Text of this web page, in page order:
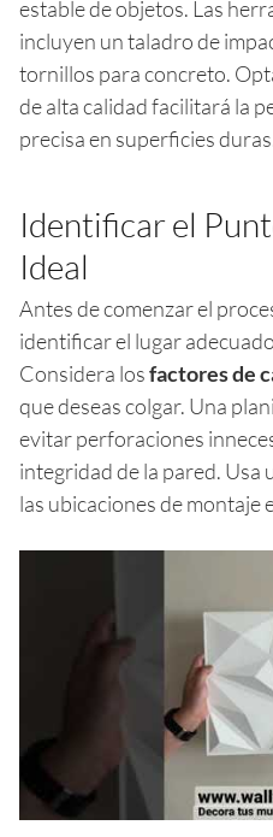
estable de objetos. Las
incluyen un taladro de
tornillos para concreto.
de alta calidad facilitará la
precisa en superficies
Identificar el
Ideal
Antes de comenzar el
identificar el lugar
Considera losfactores de
que deseas colgar. Una
evitar perforaciones
integridad de la pared. Usa
las ubicaciones de montaje